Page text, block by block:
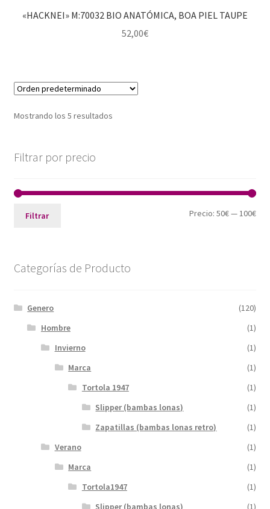
«HACKNEI» M:70032 BIO ANATÓMICA, BOA PIEL TAUPE
52,00€
Mostrando los 5 resultados
Filtrar por precio
Filtrar Precio:50€—100€
Categorías de Producto
Genero
(120)
Hombre
(1)
Invierno
(1)
Marca
(1)
Tortola 1947
(1)
Slipper (bambas lonas)
(1)
Zapatillas (bambas lonas retro)
(1)
Verano
(1)
Marca
(1)
Tortola1947
(1)
Slipper (bambas lonas)
(1)